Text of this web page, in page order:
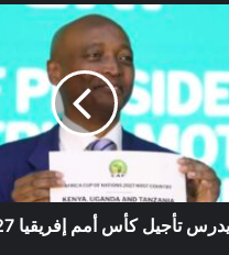
تأجيل كأس أمم إفريقيا 2027 إلى 2028